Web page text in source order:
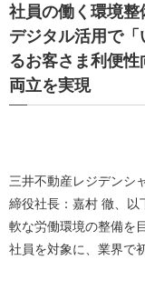
すまいとくらしへの想い
企業情報
お問い合わせ
サイトマップ
公式アカウント一覧
社員の働く環境整
デジタル活用で
るお客さま利便性
両立を実現
三井不動産レジデンシ
締役社長：嘉村 徹、以
軟な労働環境の整備を
社員を対象に、業界で